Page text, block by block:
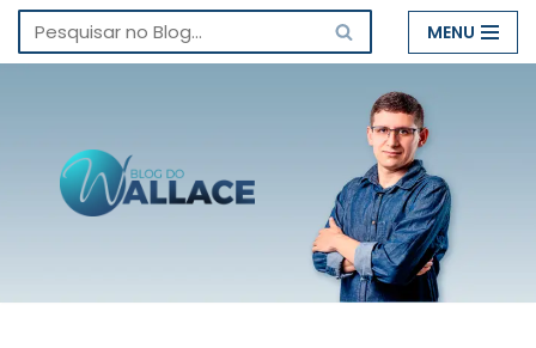
Pular
conteúdo
MENU